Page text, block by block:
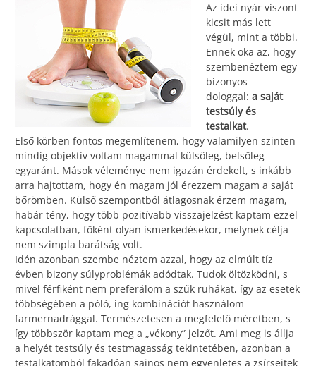
Az idei nyár viszont
kicsit más lett
végül, mint a többi.
Ennek oka az, hogy
szembenéztem egy
bizonyos
dologgal: a saját
testsúly és
testalkat.
Első körben fontos megemlítenem, hogy valamilyen szinten
mindig objektív voltam magammal külsőleg, belsőleg
egyaránt. Mások véleménye nem igazán érdekelt, s inkább
arra hajtottam, hogy én magam jól érezzem magam a saját
bőrömben. Külső szempontból átlagosnak érzem magam,
habár tény, hogy több pozitívabb visszajelzést kaptam ezzel
kapcsolatban, főként olyan ismerkedésekor, melynek célja
nem szimpla barátság volt.
Idén azonban szembe néztem azzal, hogy az elmúlt tíz
évben bizony súlyproblémák adódtak. Tudok öltözködni, s
mivel férfiként nem preferálom a szűk ruhákat, így az esetek
többségében a póló, ing kombinációt használom
farmernadrággal. Természetesen a megfelelő méretben, s
így többször kaptam meg a „vékony” jelzőt. Ami meg is állja
a helyét testsúly és testmagasság tekintetében, azonban a
testalkatomból fakadóan sajnos nem egyenletes a zsírsejtek